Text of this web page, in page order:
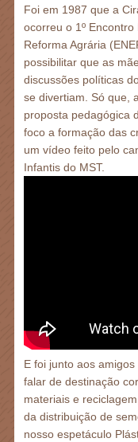
Foi em 1987 que a
ocorreu o 1º
Reforma Agrária
possibilitar que as
discussões políticas
se divertiam. Só que,
proposta pedagógica
foco a formação das
um vídeo feito pelo
Infantis do MST.
E foi junto aos
falar de destinação
materiais e
da distribuição de
nosso espetáculo